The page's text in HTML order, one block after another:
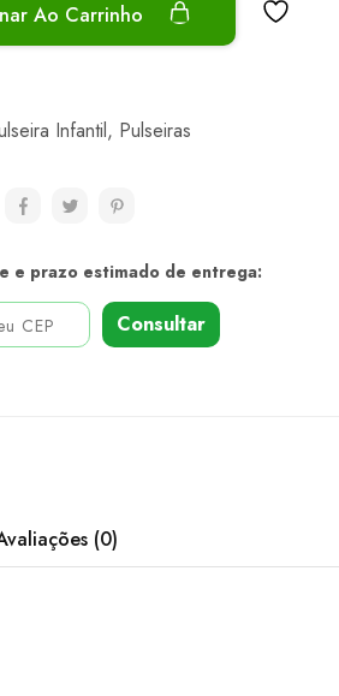
Ao Carrinho
Infantil, Pulseiras
e prazo estimado de entrega:
Consultar
(0)